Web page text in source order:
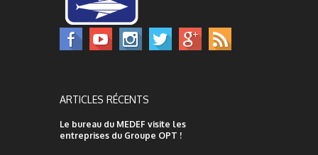
ARTICLES RÉCENTS
Le bureau du MEDEF visite les
entreprises du Groupe OPT !